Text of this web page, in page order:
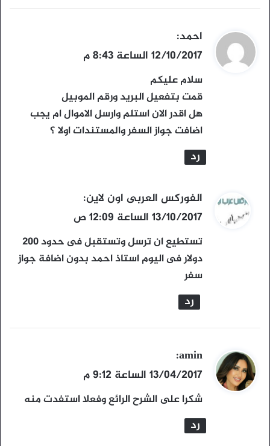
ي
ق
و
ل
احمد:
12/10/2017 الساعة 8:43 م
سلام عليكم
قمت بتفعيل البريد ورقم الموبيل
هل اقدر الان استلم وارسل الاموال ام يجب
اضافت جواز السفر والمستندات اولا ؟
رد
ي
ق
و
ل
الفوركس العربى اون لاين:
13/10/2017 الساعة 12:09 ص
تستطيع ان ترسل وتستقبل فى حدود 200
دولار فى اليوم استاذ احمد بدون اضافة جواز
سفر
رد
ي
ق
و
ل
amin
:
13/04/2017 الساعة 9:12 م
شكرا على الشرح الرائع وفعلا استفدت منه
رد